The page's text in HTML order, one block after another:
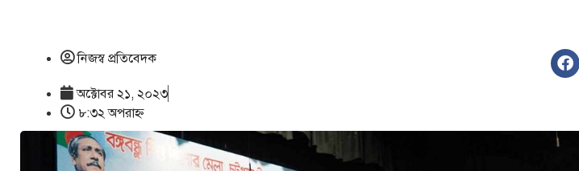
নিজস্ব প্রতিবেদক
অক্টোবর ২১, ২০২৩
৮:৩২ অপরাহ্ণ